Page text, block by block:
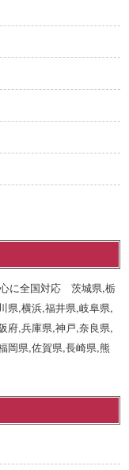
に全国対応 茨城県,栃
県,横浜,福井県,岐阜県,
府,兵庫県,神戸,奈良県,
岡県,佐賀県,長崎県,熊